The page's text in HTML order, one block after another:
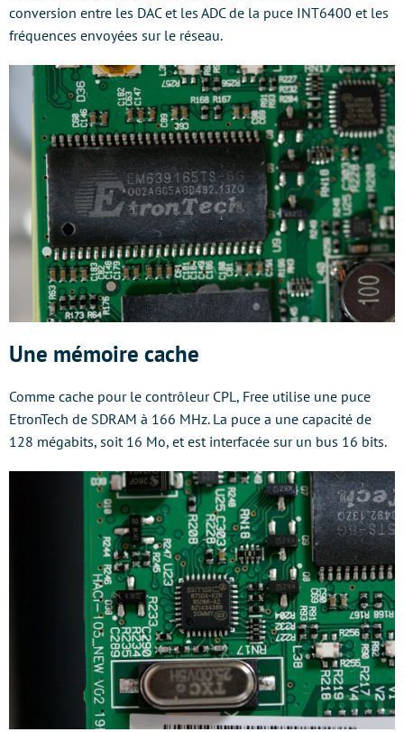
conversion entre les DAC et les ADC de la puce INT6400 et les
fréquences envoyées sur le réseau.
Une mémoire cache
Comme cache pour le contrôleur CPL, Free utilise une puce
EtronTech de SDRAM à 166 MHz. La puce a une capacité de
128 mégabits, soit 16 Mo, et est interfacée sur un bus 16 bits.